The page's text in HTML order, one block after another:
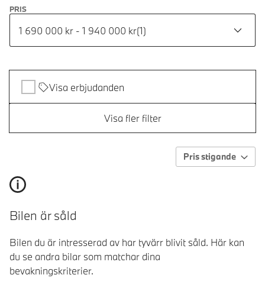
PRIS
1 690 000 kr - 1 940 000 kr(1)
Visa erbjudanden
Visa fler filter
Pris stigande
Bilen är såld
Bilen du är intresserad av har tyvärr blivit såld. Här kan
du se andra bilar som matchar dina
bevakningskriterier.